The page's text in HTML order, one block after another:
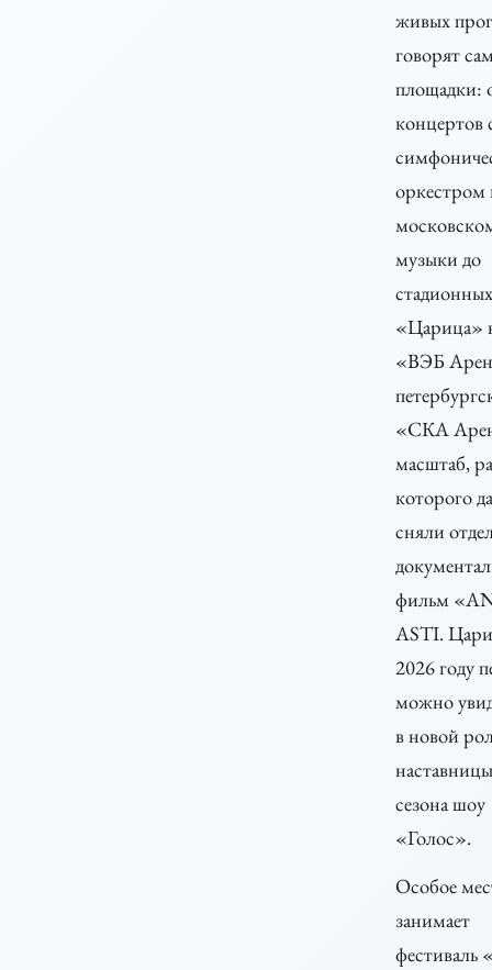
живых
говорят
площадки:
концертов
оркестром
музыки до
«Царица»
«ВЭБ
«СКА
масштаб,
которого
сняли
фильм
ASTI.
2026 году
можно
в новой
сезона шоу
«Голос».
Особое
занимает
фестиваль